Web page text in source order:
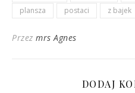
plansza
postaci z bajek
Przez mrs Agnes
DODAJ